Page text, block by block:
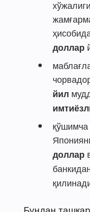
доллар
йил
доллар
Бундан